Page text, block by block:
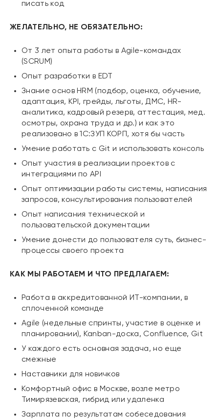
писать код
ЖЕЛАТЕЛЬНО, НЕ ОБЯЗАТЕЛЬНО:
От 3 лет опыта работы в Agile-командах
(SCRUM)
Опыт разработки в EDT
Знание основ HRM (подбор, оценка, обучение,
адаптация, KPI, грейды, льготы, ДМС, HR-
аналитика, кадровый резерв, аттестация, мед.
осмотры, охрана труда и др.) и как это
реализовано в 1С:ЗУП КОРП, хотя бы часть
Умение работать с Git и использовать консоль
Опыт участия в реализации проектов с
интеграциями по API
Опыт оптимизации работы системы, написания
запросов, консультирования пользователей
Опыт написания технической и
пользовательской документации
Умение донести до пользователя суть, бизнес-
процессы своего проекта
КАК МЫ РАБОТАЕМ И ЧТО ПРЕДЛАГАЕМ:
Работа в аккредитованной ИТ-компании, в
сплоченной команде
Agile (недельные спринты, участие в оценке и
планировании), Kanban-доска, Confluence, Git
У каждого есть основная задача, но еще
смежные
Наставники для новичков
Комфортный офис в Москве, возле метро
Тимирязевская, гибрид или удаленка
Зарплата по результатам собеседования